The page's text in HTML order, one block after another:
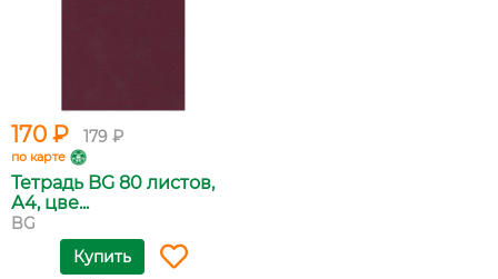
170 ₽ 179 ₽
по карте
Тетрадь BG 80 листов,
А4, цве...
BG
Купить